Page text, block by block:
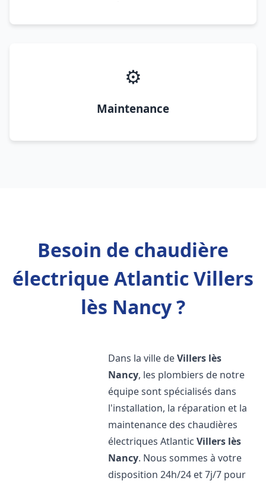
⚙️
Maintenance
Besoin de chaudière
électrique Atlantic Villers
lès Nancy ?
Dans la ville deVillers lès
Nancy, les plombiers de notre
équipe sont spécialisés dans
l'installation, la réparation et la
maintenance des chaudières
électriques AtlanticVillers lès
Nancy. Nous sommes à votre
disposition 24h/24 et 7j/7 pour